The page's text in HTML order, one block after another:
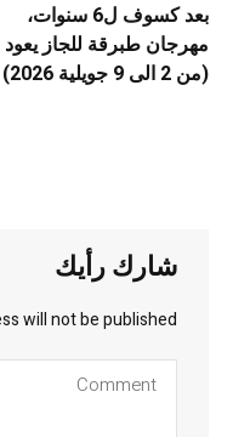
بعد كسوف ل6 سنوات،
مهرجان طبرقة للجاز يعود
(من 2 الى 9 جويلية 2026)
شارك رأيك
will not be published.